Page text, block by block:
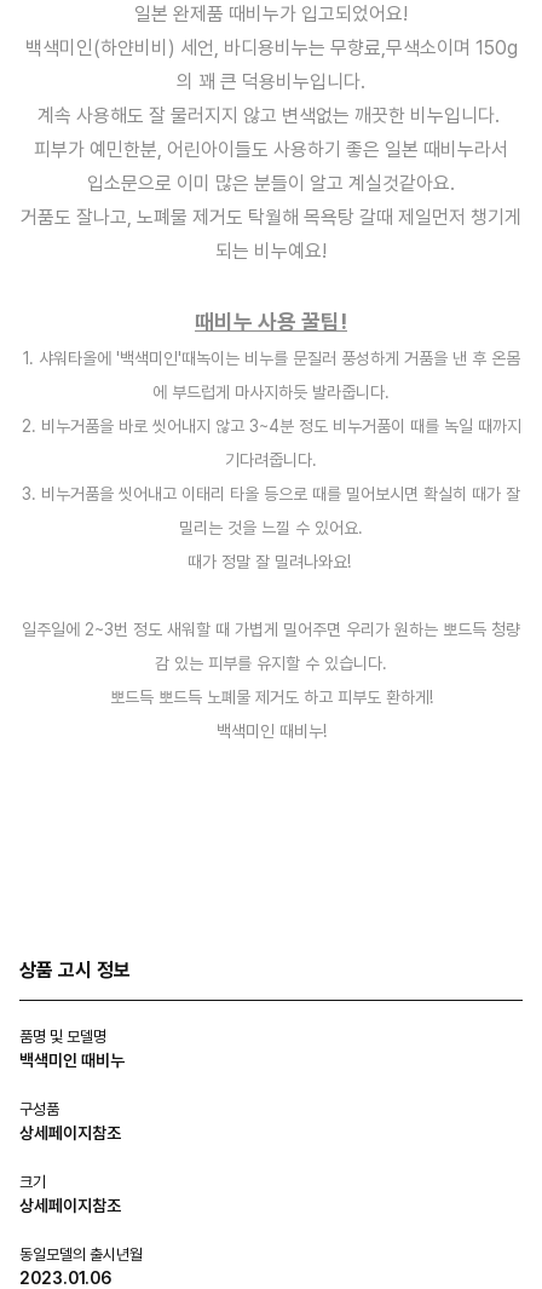
일본 완제품 때비누가 입고되었어요!
백색미인(하얀비비) 세언, 바디용비누는 무향료,무색소이며 150g
의 꽤 큰 덕용비누입니다.
계속 사용해도 잘 물러지지 않고 변색없는 깨끗한 비누입니다.
피부가 예민한분, 어린아이들도 사용하기 좋은 일본 때비누라서
입소문으로 이미 많은 분들이 알고 계실것같아요.
거품도 잘나고, 노폐물 제거도 탁월해 목욕탕 갈때 제일먼저 챙기게
되는 비누예요!
때비누 사용 꿀팁!
1. 샤워타올에 '백색미인'때녹이는 비누를 문질러 풍성하게 거품을 낸 후 온몸
에 부드럽게 마사지하듯 발라줍니다.
2. 비누거품을 바로 씻어내지 않고 3~4분 정도 비누거품이 때를 녹일 때까지
기다려줍니다.
3. 비누거품을 씻어내고 이태리 타올 등으로 때를 밀어보시면 확실히 때가 잘
밀리는 것을 느낄 수 있어요.
때가 정말 잘 밀려나와요!
일주일에 2~3번 정도 새워할 때 가볍게 밀어주면 우리가 원하는 뽀드득 청량
감 있는 피부를 유지할 수 있습니다.
뽀드득 뽀드득 노폐물 제거도 하고 피부도 환하게!
백색미인 때비누!
상품 고시 정보
품명 및 모델명
백색미인 때비누
구성품
상세페이지참조
크기
상세페이지참조
동일모델의 출시년월
2023.01.06